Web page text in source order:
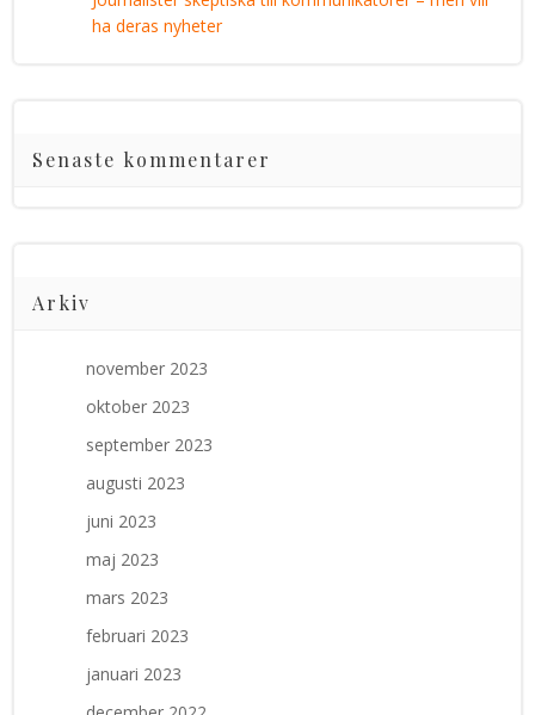
ha deras nyheter
Senaste kommentarer
Arkiv
november 2023
oktober 2023
september 2023
augusti 2023
juni 2023
maj 2023
mars 2023
februari 2023
januari 2023